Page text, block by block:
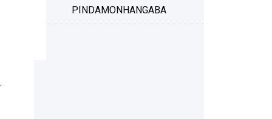
PINDAMONHANGABA